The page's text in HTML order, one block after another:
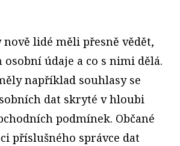
lidé měli přesně vědět,
údaje a co s nimi dělá.
například souhlasy se
dat skryté v hloubi
podmínek. Občané
příslušného správce dat